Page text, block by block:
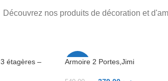
Découvrez nos produits de décoration et
étagères –
-31%
Armoire 2 Portes,Jimi